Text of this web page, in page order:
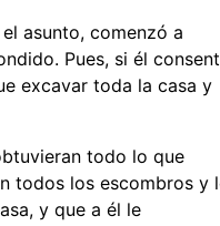
asunto, comenzó a
Pues, si él
excavar toda la casa y
todo lo que
todos los escombros y
y que a él le